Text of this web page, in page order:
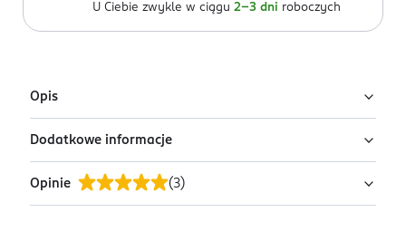
U Ciebie zwykle w ciągu 2-3 dni roboczych
Opis
Seria przygotowana zgodnie z założeniami pedagogiki
Montessori, ułatwiająca dzieciom odkrywanie i
przyswajanie podstawowych pojęć i uwzględniająca
ich wszechstronny rozwój.
Dodatkowe informacje
PRODUCENT/PODMIOT ODPOWIEDZIALNY
Dressler Dublin sp. z o.o.
Opinie (3)